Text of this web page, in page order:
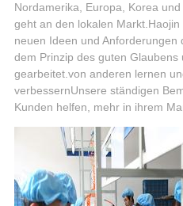
Nordamerika, Europa, Korea
geht an den lokalen
neuen Ideen und
dem Prinzip des guten
gearbeitet.von anderen lernen
verbessernUnsere ständigen
Kunden helfen, mehr in ihrem